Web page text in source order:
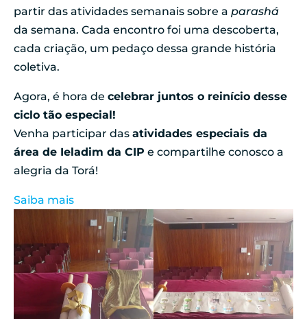
partir das atividades semanais sobre a parashá
da semana. Cada encontro foi uma descoberta,
cada criação, um pedaço dessa grande história
coletiva.
Agora, é hora de celebrar juntos o reinício desse
ciclo tão especial!
Venha participar das atividades especiais da
área de Ieladim da CIP e compartilhe conosco a
alegria da Torá!
Saiba mais